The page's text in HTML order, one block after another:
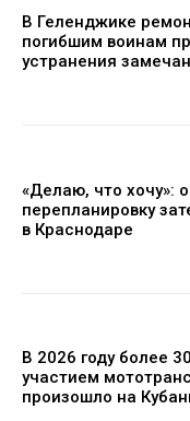
В Геленджике
погибшим воинам
устранения
«Делаю, что хочу»:
перепланировку
в Краснодаре
В 2026 году более
участием
произошло на